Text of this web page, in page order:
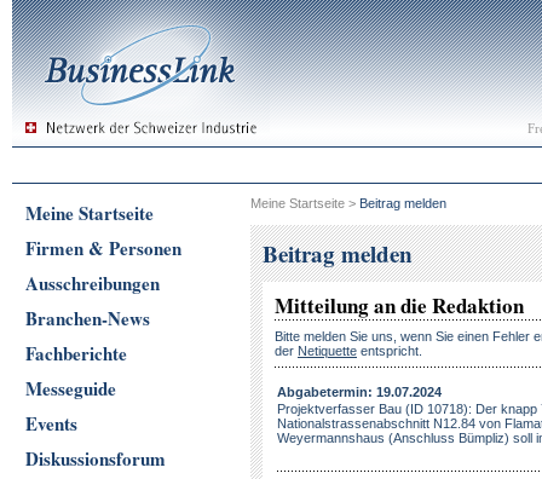
Meine Startseite
Firmen & Personen
Ausschreibungen
Branchen-News
Fachberichte
Messeguide
Events
Diskussionsforum
Meine Startseite > Beitrag melden
Beitrag melden
Mitteilung an die Redaktion
Bitte melden Sie uns, wenn Sie einen Fehler
der Netiquette entspricht.
Abgabetermin: 19.07.2024
Projektverfasser Bau (ID 10718): Der knapp
Nationalstrassenabschnitt N12.84 von
Weyermannshaus (Anschluss Bümpliz) soll